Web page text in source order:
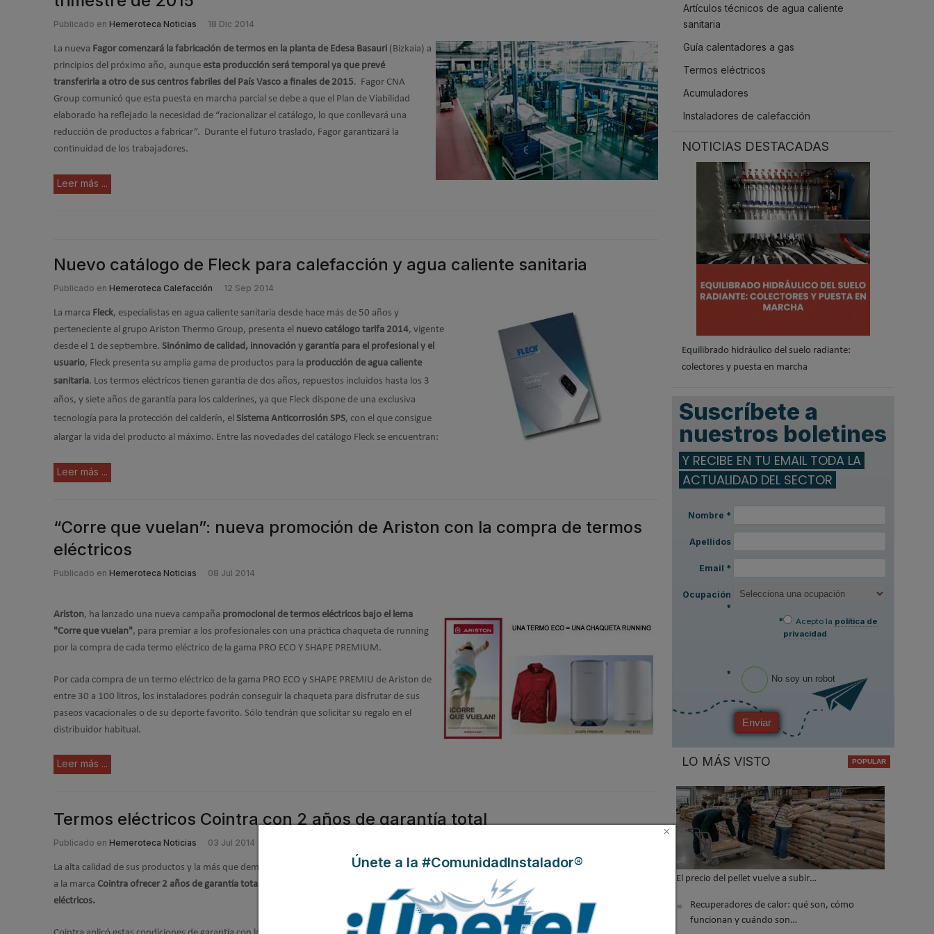
Publicado en Hemeroteca Noticias 18 Dic 2014
La nueva Fagor comenzará la fabricación de termos en la planta de Edesa Basauri (Bizkaia) a
principios del próximo año, aunque esta producción será temporal ya que prevé
transferirla a otro de sus centros fabriles del País Vasco a finales de 2015. Fagor CNA
Group comunicó que esta puesta en marcha parcial se debe a que el Plan de Viabilidad
elaborado ha reflejado la necesidad de “racionalizar el catálogo, lo que conllevará una
reducción de productos a fabricar”. Durante el futuro traslado, Fagor garantizará la
continuidad de los trabajadores.
Leer más ...
Nuevo catálogo de Fleck para calefacción y agua caliente sanitaria
Publicado en Hemeroteca Calefacción 12 Sep 2014
La marca Fleck, especialistas en agua caliente sanitaria desde hace más de 50 años y
perteneciente al grupo Ariston Thermo Group, presenta el nuevo catálogo tarifa 2014, vigente
desde el 1 de septiembre. Sinónimo de calidad, innovación y garantía para el profesional y el
usuario, Fleck presenta su amplia gama de productos para la producción de agua caliente
sanitaria. Los termos eléctricos tienen garantía de dos años, repuestos incluidos hasta los 3
años, y siete años de garantía para los calderines, ya que Fleck dispone de una exclusiva
tecnología para la protección del calderín, el Sistema Anticorrosión SPS, con el que consigue
alargar la vida del producto al máximo. Entre las novedades del catálogo Fleck se encuentran:
Leer más ...
“Corre que vuelan”: nueva promoción de Ariston con la compra de termos
eléctricos
Publicado en Hemeroteca Noticias 08 Jul 2014
Ariston, ha lanzado una nueva campaña promocional de termos eléctricos bajo el lema
"Corre que vuelan", para premiar a los profesionales con una práctica chaqueta de running
por la compra de cada termo eléctrico de la gama PRO ECO Y SHAPE PREMIUM.
Por cada compra de un termo eléctrico de la gama PRO ECO y SHAPE PREMIU de Ariston de
entre 30 a 100 litros, los instaladores podrán conseguir la chaqueta para disfrutar de sus
paseos vacacionales o de su deporte favorito. Sólo tendrán que solicitar su regalo en el
distribuidor habitual.
Leer más ...
Termos eléctricos Cointra con 2 años de garantía total
Publicado en Hemeroteca Noticias 03 Jul 2014
La alta calidad de sus productos y la más que demostrada fiabilidad de los mismos permite
a la marca Cointra ofrecer 2 años de garantía total en sus diferentes gamas de termos
eléctricos.
Artículos técnicos de agua caliente
sanitaria
Guía calentadores a gas
Termos eléctricos
Acumuladores
Instaladores de calefacción
NOTICIAS DESTACADAS
Equilibrado hidráulico del suelo radiante:
colectores y puesta en marcha
Suscríbete a
nuestros boletines
Y RECIBE EN TU EMAIL TODA LA
ACTUALIDAD DEL SECTOR
Nombre *
Apellidos
Email *
Ocupación
*
*
Acepto la política de
privacidad.
* No soy un robot
Enviar
LO MÁS VISTO
El precio del pellet vuelve a subir…
Recuperadores de calor: qué son, cómo
funcionan y cuándo son…
×
Únete a la #ComunidadInstalador®